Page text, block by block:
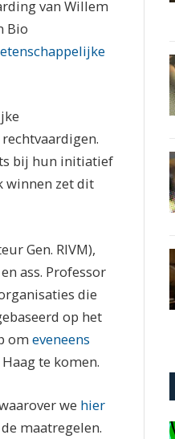
van Willem
Bio
bij hun initiatief
winnen zet dit
Gen. RIVM),
ass. Professor
die
op het
om eveneens
te komen.
we hier
maatregelen.